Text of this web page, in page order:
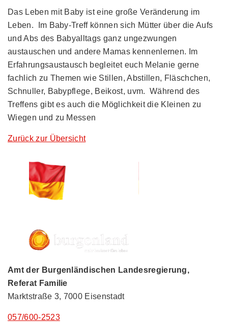
Das Leben mit Baby ist eine große Veränderung im
Leben. Im Baby-Treff können sich Mütter über die Aufs
und Abs des Babyalltags ganz ungezwungen
austauschen und andere Mamas kennenlernen. Im
Erfahrungsaustausch begleitet euch Melanie gerne
fachlich zu Themen wie Stillen, Abstillen, Fläschchen,
Schnuller, Babypflege, Beikost, uvm. Während des
Treffens gibt es auch die Möglichkeit die Kleinen zu
Wiegen und zu Messen
Zurück zur Übersicht
Amt der Burgenländischen Landesregierung,
Referat Familie
Marktstraße 3, 7000 Eisenstadt
057/600-2523